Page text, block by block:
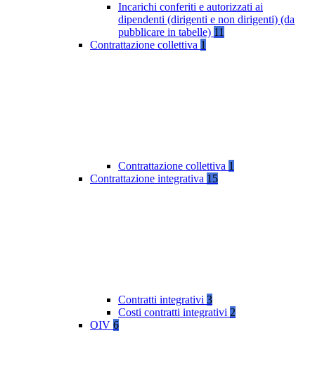
Incarichi conferiti e autorizzati ai
dipendenti (dirigenti e non dirigenti) (da
pubblicare in tabelle) 11
Contrattazione collettiva 1
Contrattazione collettiva 1
Contrattazione integrativa 15
Contratti integrativi 3
Costi contratti integrativi 2
OIV 6